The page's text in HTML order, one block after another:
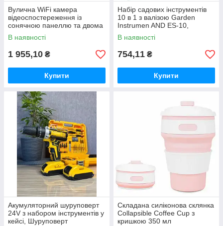
Вулична WiFi камера
відеоспостереження із
сонячною панеллю та двома
об'єктивами TP18 Камера
відеоспостереження 6Мп
В наявності
1 955,10 ₴
Купити
Набір садових інструментів
10 в 1 з валізою Garden
Instrumen AND ES-10,
інвентар для городу та саду
В наявності
754,11 ₴
Купити
Акумуляторний шуруповерт
24V з набором інструментів у
кейсі, Шуруповерт
Складана силіконова склянка
Collapsible Coffee Cup з
кришкою 350 мл